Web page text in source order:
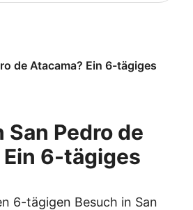
de Atacama? Ein 6-tägiges
San Pedro de
Ein 6-tägiges
6-tägigen Besuch in San
Sie Chile
seine Ecken mit
Index